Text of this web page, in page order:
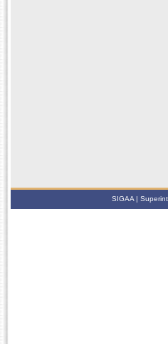
SIGAA |